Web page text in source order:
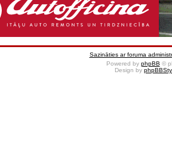
Sazināties ar foruma
Powered by phpBB ©
Design by